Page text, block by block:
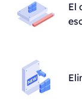
El